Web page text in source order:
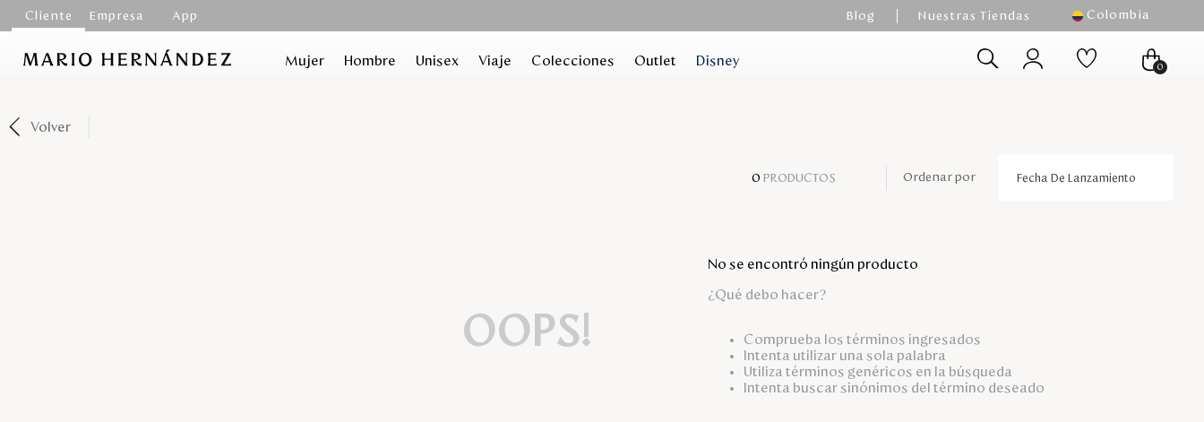
Cliente Empresa App Blog Nuestras Tiendas Colombia
Mujer Hombre Unisex Viaje Colecciones Outlet Disney 0
Volver
0 PRODUCTOS Fecha De Lanzamiento
OOPS!
No se encontró ningún producto
¿Qué debo hacer?
Comprueba los términos ingresados
Intenta utilizar una sola palabra
Utiliza términos genéricos en la búsqueda
Intenta buscar sinónimos del término deseado